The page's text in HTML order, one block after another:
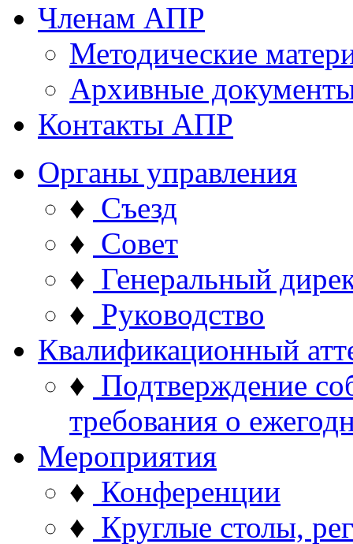
Членам АПР
Методические
Архивные
Контакты АПР
Органы управления
♦ Съезд
♦ Совет
♦ Генеральный
♦ Руководство
Квалификационный
♦ Подтверждение
требования о
Мероприятия
♦ Конференции
♦ Круглые столы,